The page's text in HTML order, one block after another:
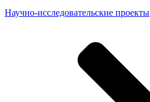
Научно-исследовательские проекты